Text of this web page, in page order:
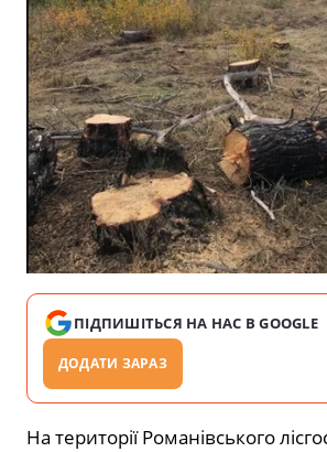
ПІДПИШІТЬСЯ НА НАС В GOOGLE
ДОДАТИ ЗАРАЗ
На території Романівського